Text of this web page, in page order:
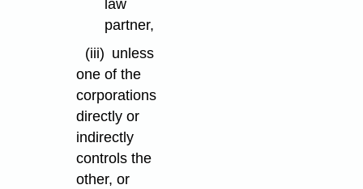
law
partner,
(iii) unless
one of the
corporations
directly or
indirectly
controls the
other, or